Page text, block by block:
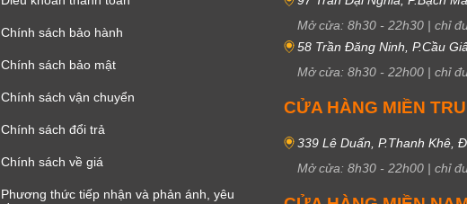
Chính sách bảo hành
Chính sách bảo mật
Chính sách vận chuyển
Chính sách đổi trả
Chính sách về giá
Phương thức tiếp nhận và phản ánh, yêu
Mở cửa: 8h30 - 22h30 | chỉ
58 Trần Đăng Ninh, P.Cầu
Mở cửa: 8h30 - 22h00 | chỉ
CỬA HÀNG MIỀN
339 Lê Duẩn, P.Thanh Khê,
Mở cửa: 8h30 - 22h00 | chỉ